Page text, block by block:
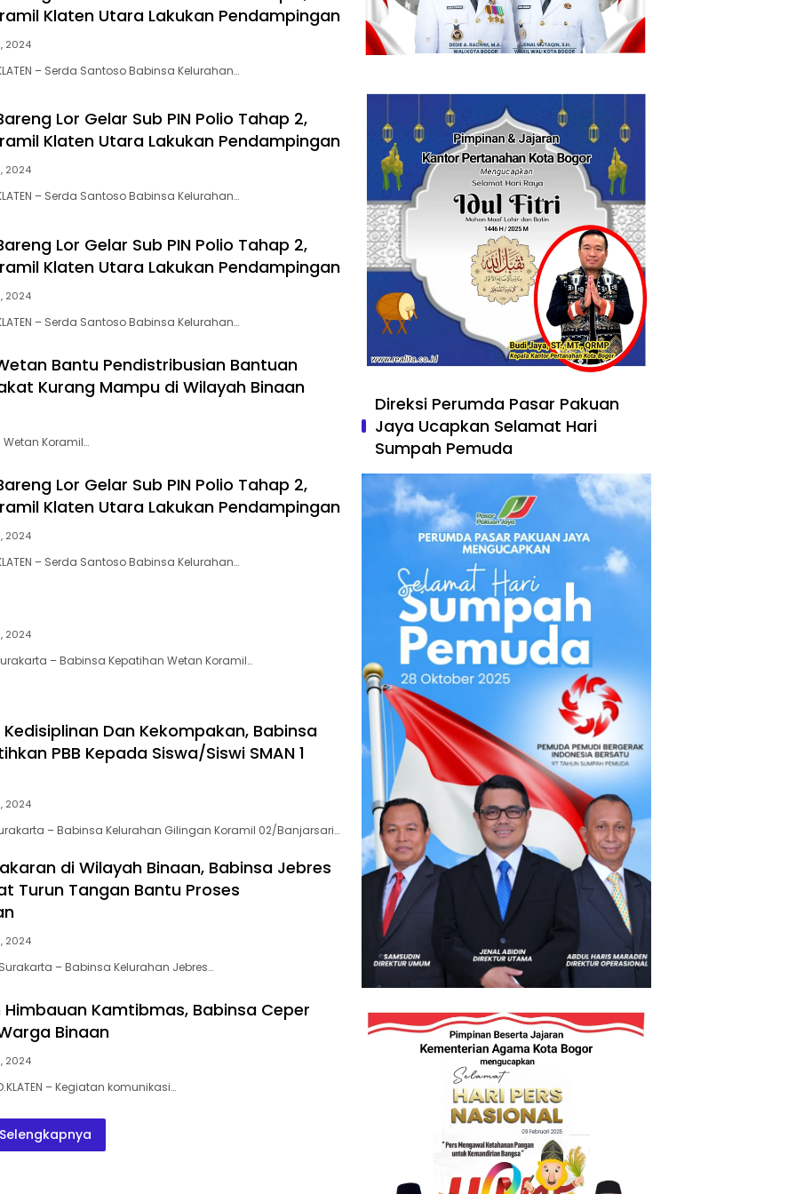
Klaten Utara Lakukan Pendampingan
2024
– Serda Santoso Babinsa Kelurahan…
Lor Gelar Sub PIN Polio Tahap 2,
Klaten Utara Lakukan Pendampingan
2024
– Serda Santoso Babinsa Kelurahan…
Lor Gelar Sub PIN Polio Tahap 2,
Klaten Utara Lakukan Pendampingan
2024
– Serda Santoso Babinsa Kelurahan…
Bantu Pendistribusian Bantuan
Kurang Mampu di Wilayah Binaan
Wetan Koramil…
Lor Gelar Sub PIN Polio Tahap 2,
Klaten Utara Lakukan Pendampingan
2024
– Serda Santoso Babinsa Kelurahan…
2024
Surakarta – Babinsa Kepatihan Wetan Koramil…
Dan Kekompakan, Babinsa
PBB Kepada Siswa/Siswi SMAN 1
2024
– Babinsa Kelurahan Gilingan Koramil 02/Banjarsari…
di Wilayah Binaan, Babinsa Jebres
Turun Tangan Bantu Proses
2024
Surakarta – Babinsa Kelurahan Jebres…
Kamtibmas, Babinsa Ceper
Binaan
2024
– Kegiatan komunikasi…
Selengkapnya
Direksi Perumda Pasar Pakuan
Jaya Ucapkan Selamat Hari
Sumpah Pemuda